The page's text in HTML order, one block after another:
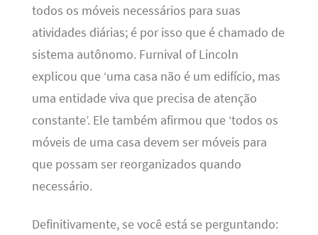
todos os móveis necessários para suas
atividades diárias; é por isso que é chamado de
sistema autônomo. Furnival of Lincoln
explicou que ‘uma casa não é um edifício, mas
uma entidade viva que precisa de atenção
constante’. Ele também afirmou que ‘todos os
móveis de uma casa devem ser móveis para
que possam ser reorganizados quando
necessário.
Definitivamente, se você está se perguntando: